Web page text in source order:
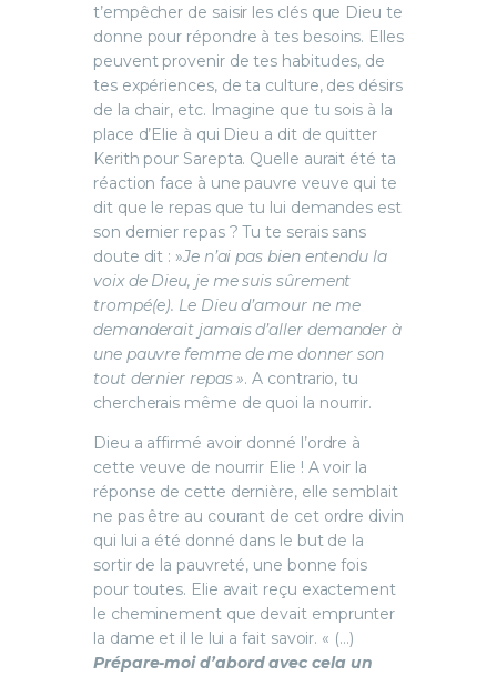
t’empêcher de saisir les clés que Dieu te
donne pour répondre à tes besoins. Elles
peuvent provenir de tes habitudes, de
tes expériences, de ta culture, des désirs
de la chair, etc. Imagine que tu sois à la
place d’Elie à qui Dieu a dit de quitter
Kerith pour Sarepta. Quelle aurait été ta
réaction face à une pauvre veuve qui te
dit que le repas que tu lui demandes est
son dernier repas ? Tu te serais sans
doute dit : »Je n’ai pas bien entendu la
voix de Dieu, je me suis sûrement
trompé(e). Le Dieu d’amour ne me
demanderait jamais d’aller demander à
une pauvre femme de me donner son
tout dernier repas ». A contrario, tu
chercherais même de quoi la nourrir.
Dieu a affirmé avoir donné l’ordre à
cette veuve de nourrir Elie ! A voir la
réponse de cette dernière, elle semblait
ne pas être au courant de cet ordre divin
qui lui a été donné dans le but de la
sortir de la pauvreté, une bonne fois
pour toutes. Elie avait reçu exactement
le cheminement que devait emprunter
la dame et il le lui a fait savoir. « (…)
Prépare-moi d’abord avec cela un